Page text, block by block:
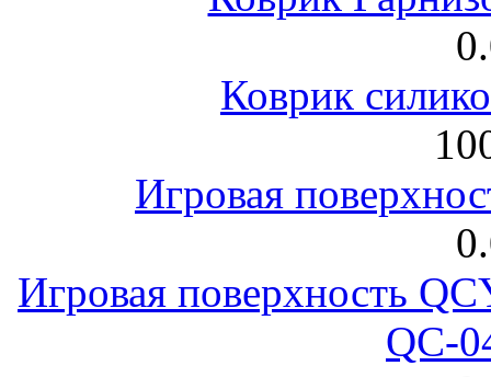
Коврик
Игровая
Игровая поверхность
QC-